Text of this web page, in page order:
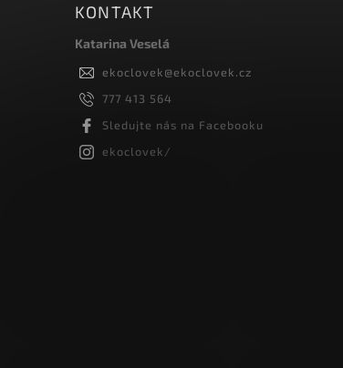
KONTAKT
Katarina Veselá
ekoclovek@ekoclovek.cz
777 413 564
Sledujte nás na Facebooku
ekoclovek/